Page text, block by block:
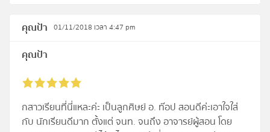
คุณป้า 01/11/2018 เวลา 4:47 pm
คุณป้า
กสาวเรียนที่นี่แหละค่ะ เป็นลูกศิษย์ อ. ท๊อป สอนดีค่ะเอาใจใส่
กับ นักเรียนดีมาก ตั้งแต่ จนท. จนถึง อาจารย์ผู้สอน โดย